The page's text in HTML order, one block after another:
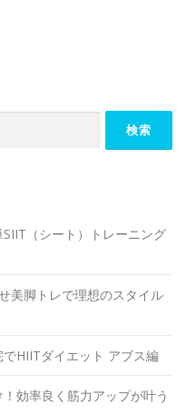
（シート）トレーニング
美脚トレで理想のスタイル
HIITダイエット アブス編
効率良く筋力アップが叶う